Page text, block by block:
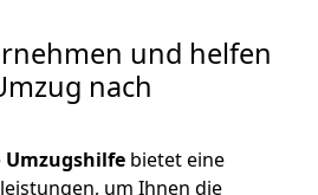
und helfen
nach
Umzugshilfe bietet eine
um Ihnen die